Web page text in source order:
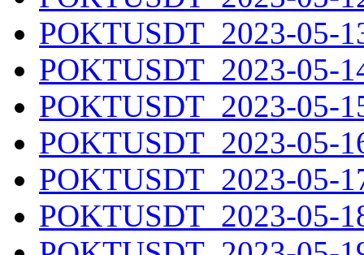
POKTUSDT_2023-05-
POKTUSDT_2023-05-
POKTUSDT_2023-05-
POKTUSDT_2023-05-
POKTUSDT_2023-05-
POKTUSDT_2023-05-